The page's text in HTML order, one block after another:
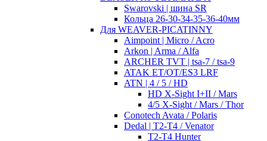
Swarovski | шина SR
Кольца 26-30-34-35-36-40мм
Для WEAVER-PICATINNY
Aimpoint | Micro / Acro
Arkon | Arma / Alfa
ARCHER TVT | tsa-7 / tsa-9
ATAK ET/OT/ES3 LRF
ATN | 4 / 5 / HD
HD X-Sight I+II / Mars
4/5 X-Sight / Mars / Thor
Conotech Avata / Polaris
Dedal | T2-T4 / Venator
T2-T4 Hunter